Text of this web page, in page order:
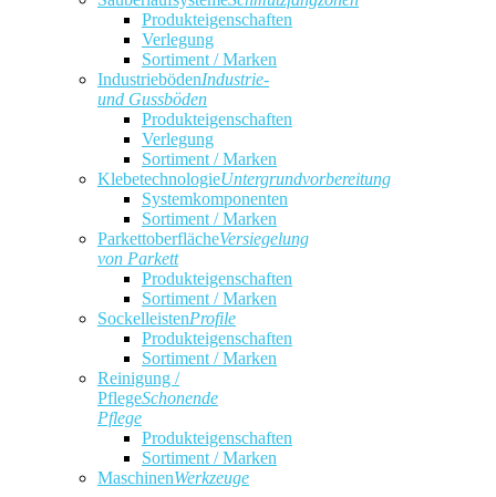
Produkteigenschaften
Verlegung
Sortiment / Marken
IndustriebödenIndustrie-
und Gussböden
Produkteigenschaften
Verlegung
Sortiment / Marken
KlebetechnologieUntergrundvorbereitung
Systemkomponenten
Sortiment / Marken
ParkettoberflächeVersiegelung
von Parkett
Produkteigenschaften
Sortiment / Marken
SockelleistenProfile
Produkteigenschaften
Sortiment / Marken
Reinigung /
PflegeSchonende
Pflege
Produkteigenschaften
Sortiment / Marken
MaschinenWerkzeuge